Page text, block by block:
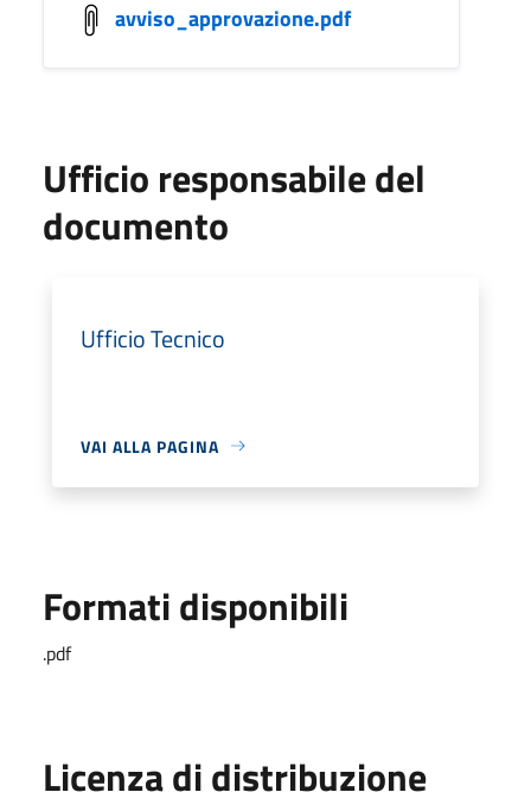
avviso_approvazione.pdf
Ufficio responsabile del
documento
Ufficio Tecnico
VAI ALLA PAGINA
Formati disponibili
.pdf
Licenza di distribuzione